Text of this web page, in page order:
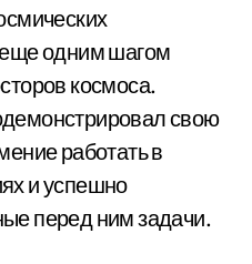
одним шагом
космоса.
свою
работать в
и успешно
перед ним задачи.